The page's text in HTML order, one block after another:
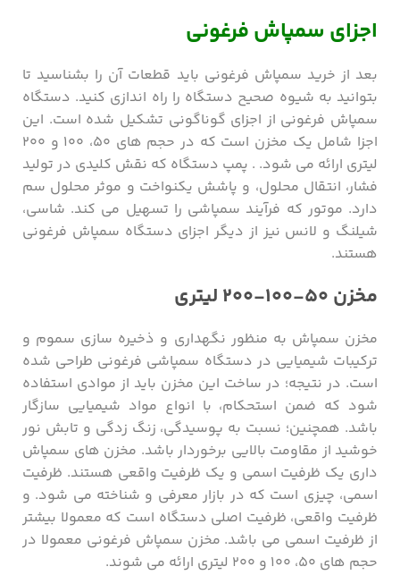
اجزای سمپاش فرغونی
بعد از خرید سمپاش فرغونی باید قطعات آن را بشناسید تا
بتوانید به شیوه صحیح دستگاه را راه اندازی کنید. دستگاه
سمپاش فرغونی از اجزای گوناگونی تشکیل شده است. این
اجزا شامل یک مخزن است که در حجم های ۵۰، ۱۰۰ و ۲۰۰
لیتری ارائه می شود. . پمپ دستگاه که نقش کلیدی در تولید
فشار، انتقال محلول، و پاشش یکنواخت و موثر محلول سم
دارد. موتور که فرآیند سمپاشی را تسهیل می کند. شاسی،
شیلنگ و لانس نیز از دیگر اجزای دستگاه سمپاش فرغونی
هستند.
مخزن ۵۰-۱۰۰-۲۰۰ لیتری
مخزن سمپاش به منظور نگهداری و ذخیره سازی سموم و
ترکیبات شیمیایی در دستگاه سمپاشی فرغونی طراحی شده
است. در نتیجه؛ در ساخت این مخزن باید از موادی استفاده
شود که ضمن استحکام، با انواع مواد شیمیایی سازگار
باشد. همچنین؛ نسبت به پوسیدگی، زنگ زدگی و تابش نور
خوشید از مقاومت بالایی برخوردار باشد. مخزن های سمپاش
داری یک ظرفیت اسمی و یک ظرفیت واقعی هستند. ظرفیت
اسمی، چیزی است که در بازار معرفی و شناخته می شود. و
ظرفیت واقعی، ظرفیت اصلی دستگاه است که معمولا بیشتر
از ظرفیت اسمی می باشد. مخزن سمپاش فرغونی معمولا در
حجم های ۵۰، ۱۰۰ و ۲۰۰ لیتری ارائه می شوند.